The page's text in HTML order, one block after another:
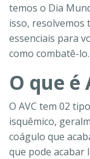
temos o Dia
isso, resolvemos
essenciais para
como combatê-lo.
O que é
O AVC tem 02
isquêmico,
coágulo que
que pode acabar